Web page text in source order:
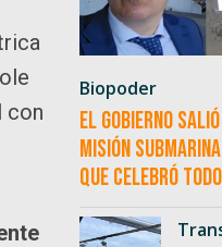
con
Biopoder
El Gobierno
misión submarina
que celebró